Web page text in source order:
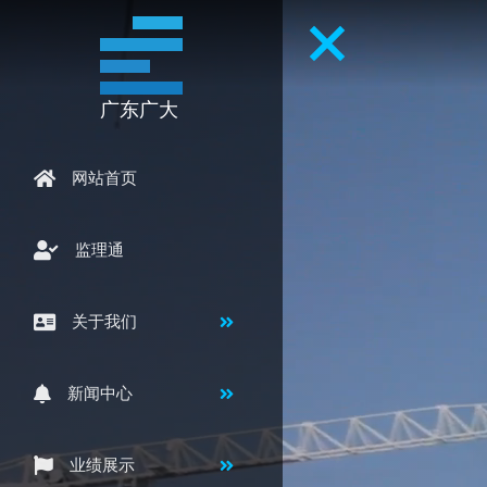
广东广大
网站首页
监理通
关于我们
新闻中心
业绩展示